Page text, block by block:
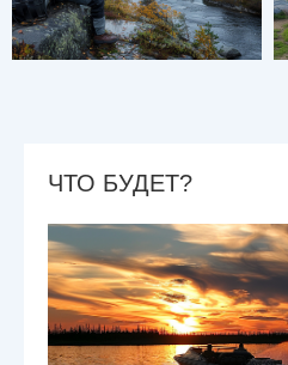
ЧТО БУДЕТ?